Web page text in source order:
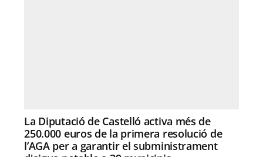
La Diputació de Castelló activa més de
250.000 euros de la primera resolució de
l’AGA per a garantir el subministrament